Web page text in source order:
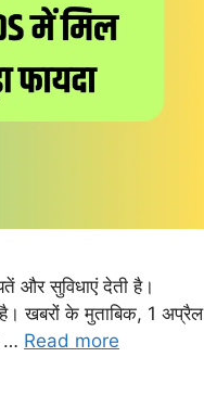
और सुविधाएं देती है।
खबरों के मुताबिक, 1 अप्रैल
… Read more